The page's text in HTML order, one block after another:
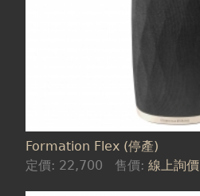
Formation Flex (停產)
定價: 22,700 售價:線上詢價